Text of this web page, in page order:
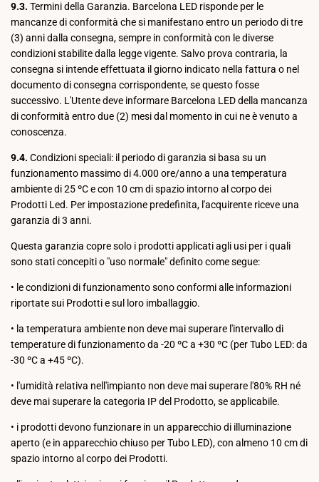
9.3. Termini della Garanzia. Barcelona LED risponde per le
mancanze di conformità che si manifestano entro un periodo di tre
(3) anni dalla consegna, sempre in conformità con le diverse
condizioni stabilite dalla legge vigente. Salvo prova contraria, la
consegna si intende effettuata il giorno indicato nella fattura o nel
documento di consegna corrispondente, se questo fosse
successivo. L'Utente deve informare Barcelona LED della mancanza
di conformità entro due (2) mesi dal momento in cui ne è venuto a
conoscenza.
9.4. Condizioni speciali: il periodo di garanzia si basa su un
funzionamento massimo di 4.000 ore/anno a una temperatura
ambiente di 25 ºC e con 10 cm di spazio intorno al corpo dei
Prodotti Led. Per impostazione predefinita, l'acquirente riceve una
garanzia di 3 anni.
Questa garanzia copre solo i prodotti applicati agli usi per i quali
sono stati concepiti o "uso normale" definito come segue:
• le condizioni di funzionamento sono conformi alle informazioni
riportate sui Prodotti e sul loro imballaggio.
• la temperatura ambiente non deve mai superare l'intervallo di
temperature di funzionamento da -20 ºC a +30 ºC (per Tubo LED: da
-30 ºC a +45 ºC).
• l'umidità relativa nell'impianto non deve mai superare l'80% RH né
deve mai superare la categoria IP del Prodotto, se applicabile.
• i prodotti devono funzionare in un apparecchio di illuminazione
aperto (e in apparecchio chiuso per Tubo LED), con almeno 10 cm di
spazio intorno al corpo dei Prodotti.